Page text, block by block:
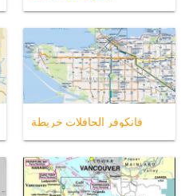
فانكوفر الحافلات خريطة